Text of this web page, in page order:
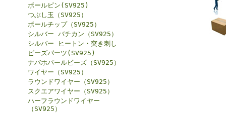
ボールピン(SV925)
つぶし玉（SV925）
ボールチップ（SV925）
シルバー バチカン（SV925）
シルバー ヒートン・突き刺し
ビーズパーツ(SV925)
ナバホパールビーズ（SV925）
ワイヤー（SV925）
ラウンドワイヤー（SV925）
スクエアワイヤー（SV925）
ハーフラウンドワイヤー
（SV925）